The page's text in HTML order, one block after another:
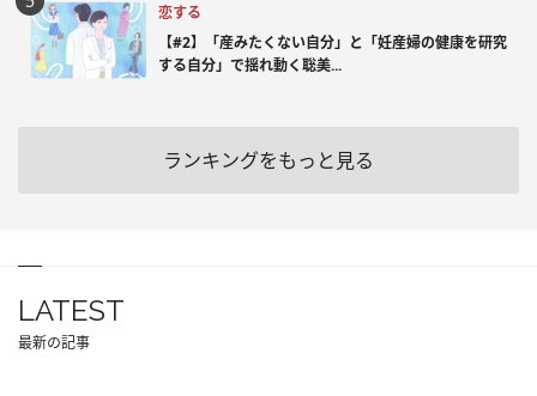
恋する
【#2】「産みたくない自分」と「妊産婦の健康を研究
する自分」で揺れ動く聡美...
ランキングをもっと見る
LATEST
最新の記事